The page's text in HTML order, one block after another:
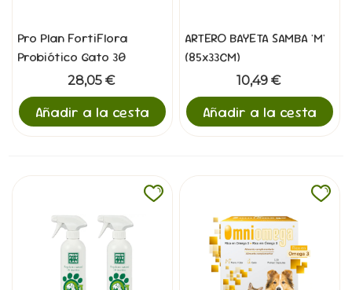
Pro Plan FortiFlora
Probiótico Gato 30
28,05 €
Añadir a la cesta
ARTERO BAYETA SAMBA 'M'
(85x33CM)
10,49 €
Añadir a la cesta